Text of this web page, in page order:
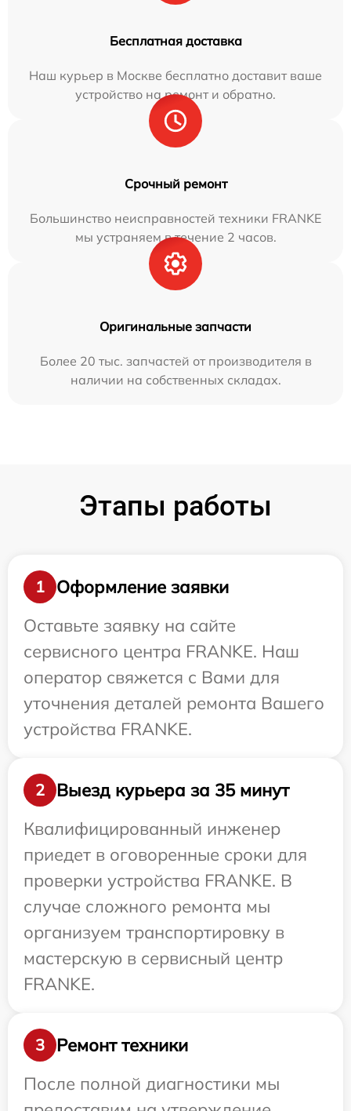
Бесплатная доставка
Наш курьер в Москве бесплатно доставит ваше
устройство на ремонт и обратно.
Срочный ремонт
Большинство неисправностей техники FRANKE
мы устраняем в течение 2 часов.
Оригинальные запчасти
Более 20 тыс. запчастей от производителя в
наличии на собственных складах.
Этапы работы
1
Оформление заявки
Оставьте заявку на сайте
сервисного центра FRANKE. Наш
оператор свяжется с Вами для
уточнения деталей ремонта Вашего
устройства FRANKE.
2
Выезд курьера за 35 минут
Квалифицированный инженер
приедет в оговоренные сроки для
проверки устройства FRANKE. В
случае сложного ремонта мы
организуем транспортировку в
мастерскую в сервисный центр
FRANKE.
3
Ремонт техники
После полной диагностики мы